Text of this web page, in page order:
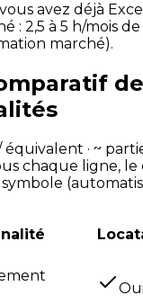
avez déjà
: 2,5 à 5 h/mois de
marché).
· ~
chaque ligne, le
Oui